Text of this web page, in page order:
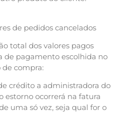
de pedidos cancelados
total dos valores pagos
de pagamento escolhida no
de compra:
crédito a administradora do
estorno ocorrerá na fatura
uma só vez, seja qual for o